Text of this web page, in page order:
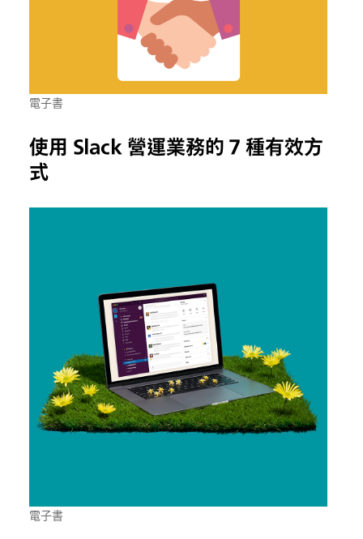
電子書
使用 Slack 營運業務的 7 種有效方
式
電子書